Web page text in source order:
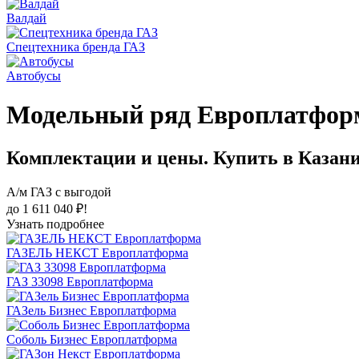
Валдай
Спецтехника бренда ГАЗ
Автобусы
Модельный ряд
Комплектации и цены. Купить в
А/м ГАЗ с выгодой
до 1 611 040 ₽!
Узнать подробнее
ГАЗЕЛЬ НЕКСТ Европлатформа
ГАЗ 33098 Европлатформа
ГАЗель Бизнес Европлатформа
Соболь Бизнес Европлатформа